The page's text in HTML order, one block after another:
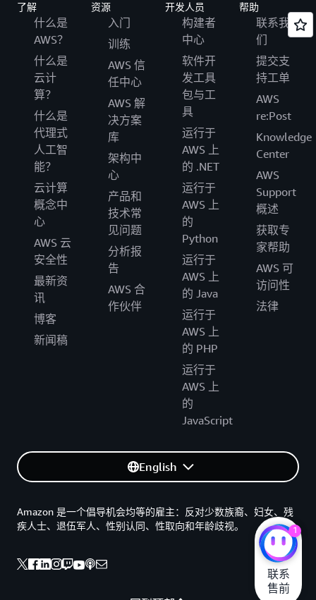
了解
什么是
AWS？
什么是
云计
算？
什么是
代理式
人工智
能？
云计算
概念中
心
AWS 云
安全性
最新资
讯
博客
新闻稿
资源
入门
训练
AWS 信
任中心
AWS 解
决方案
库
架构中
心
产品和
技术常
见问题
分析报
告
AWS 合
作伙伴
开发人员
构建者
中心
软件开
发工具
包与工
具
运行于
AWS 上
的 .NET
运行于
AWS 上
的
Python
运行于
AWS 上
的 Java
运行于
AWS 上
的 PHP
运行于
AWS 上
的
JavaScript
帮助
联系我
们
提交支
持工单
AWS
re:Post
Knowledge
Center
AWS
Support
概述
获取专
家帮助
AWS 可
访问性
法律
English
Amazon 是一个倡导机会均等的雇主：反对少数族裔、妇女、残
疾人士、退伍军人、性别认同、性取向和年龄歧视。
1
联系
售前